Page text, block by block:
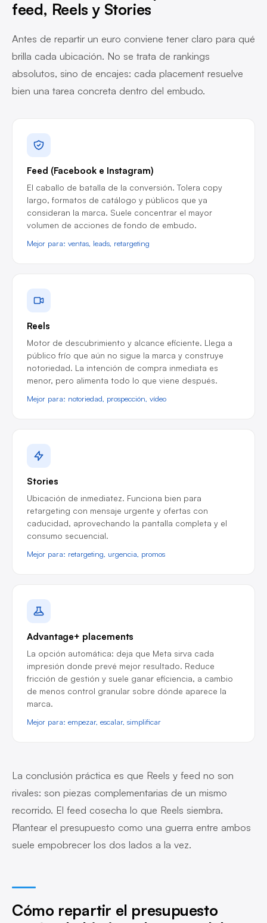
feed, Reels y Stories
Antes de repartir un euro conviene tener claro para qué
brilla cada ubicación. No se trata de rankings
absolutos, sino de encajes: cada placement resuelve
bien una tarea concreta dentro del embudo.
Feed (Facebook e Instagram)
El caballo de batalla de la conversión. Tolera copy
largo, formatos de catálogo y públicos que ya
consideran la marca. Suele concentrar el mayor
volumen de acciones de fondo de embudo.
Mejor para: ventas, leads, retargeting
Reels
Motor de descubrimiento y alcance eficiente. Llega a
público frío que aún no sigue la marca y construye
notoriedad. La intención de compra inmediata es
menor, pero alimenta todo lo que viene después.
Mejor para: notoriedad, prospección, vídeo
Stories
Ubicación de inmediatez. Funciona bien para
retargeting con mensaje urgente y ofertas con
caducidad, aprovechando la pantalla completa y el
consumo secuencial.
Mejor para: retargeting, urgencia, promos
Advantage+ placements
La opción automática: deja que Meta sirva cada
impresión donde prevé mejor resultado. Reduce
fricción de gestión y suele ganar eficiencia, a cambio
de menos control granular sobre dónde aparece la
marca.
Mejor para: empezar, escalar, simplificar
La conclusión práctica es que Reels y feed no son
rivales: son piezas complementarias de un mismo
recorrido. El feed cosecha lo que Reels siembra.
Plantear el presupuesto como una guerra entre ambos
suele empobrecer los dos lados a la vez.
Cómo repartir el presupuesto